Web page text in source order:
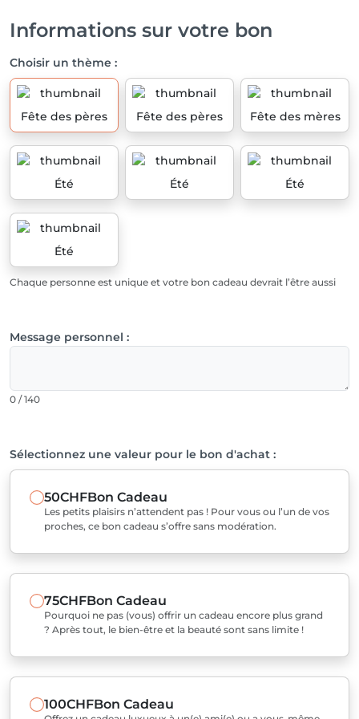
Informations sur votre bon
Choisir un thème :
Fête des pères Fête des pères Fête des mères
Été Été Été
Été
Chaque personne est unique et votre bon cadeau devrait l’être aussi
Message personnel :
0 / 140
Sélectionnez une valeur pour le bon d'achat :
50CHFBon Cadeau
Les petits plaisirs n’attendent pas ! Pour vous ou l’un de vos
proches, ce bon cadeau s’offre sans modération.
75CHFBon Cadeau
Pourquoi ne pas (vous) offrir un cadeau encore plus grand
? Après tout, le bien-être et la beauté sont sans limite !
100CHFBon Cadeau